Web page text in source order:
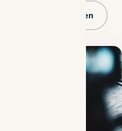
Alle diensten